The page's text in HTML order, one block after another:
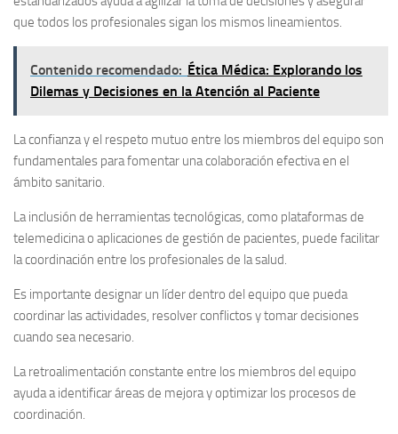
que todos los profesionales sigan los mismos lineamientos.
Contenido recomendado: Ética Médica: Explorando los
Dilemas y Decisiones en la Atención al Paciente
La confianza y el respeto mutuo entre los miembros del equipo son
fundamentales para fomentar una colaboración efectiva en el
ámbito sanitario.
La inclusión de herramientas tecnológicas, como plataformas de
telemedicina o aplicaciones de gestión de pacientes, puede facilitar
la coordinación entre los profesionales de la salud.
Es importante designar un líder dentro del equipo que pueda
coordinar las actividades, resolver conflictos y tomar decisiones
cuando sea necesario.
La retroalimentación constante entre los miembros del equipo
ayuda a identificar áreas de mejora y optimizar los procesos de
coordinación.